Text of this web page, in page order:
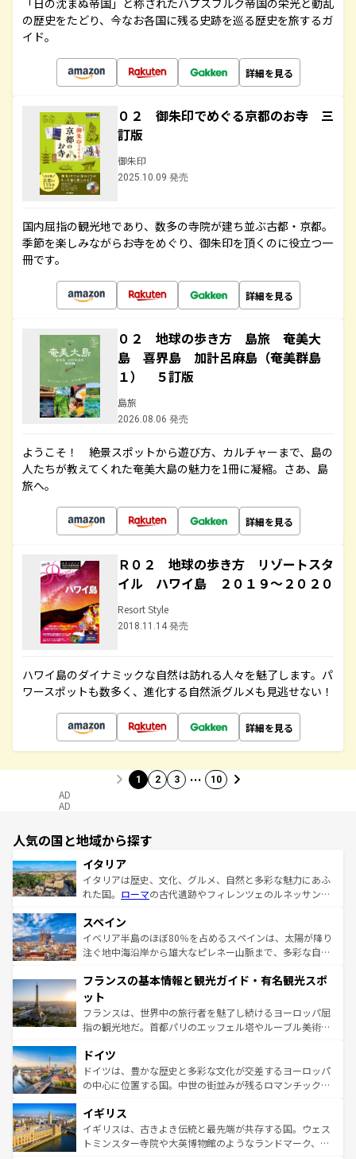
「日の沈まぬ帝国」と称されたハプスブルク帝国の栄光と動乱
の歴史をたどり、今なお各国に残る史跡を巡る歴史を旅するガ
イド。
詳細を見る
０２ 御朱印でめぐる京都のお寺 三
訂版
御朱印
2025.10.09 発売
国内屈指の観光地であり、数多の寺院が建ち並ぶ古都・京都。
季節を楽しみながらお寺をめぐり、御朱印を頂くのに役立つ一
冊です。
詳細を見る
０２ 地球の歩き方 島旅 奄美大
島 喜界島 加計呂麻島（奄美群島
１） ５訂版
島旅
2026.08.06 発売
ようこそ！ 絶景スポットから遊び方、カルチャーまで、島の
人たちが教えてくれた奄美大島の魅力を1冊に凝縮。さあ、島
旅へ。
詳細を見る
Ｒ０２ 地球の歩き方 リゾートスタ
イル ハワイ島 ２０１９～２０２０
Resort Style
2018.11.14 発売
ハワイ島のダイナミックな自然は訪れる人々を魅了します。パ
ワースポットも数多く、進化する自然派グルメも見逃せない！
詳細を見る
1 2 3 … 10
AD
AD
人気の国と地域から探す
イタリア
イタリアは歴史、文化、グルメ、自然と多彩な魅力にあふ
れた国。 ローマの古代遺跡やフィレンツェのルネッサンス
ろん、トスカーナの美しい田園風景やアマルフィ海岸の絶
景など、自然景観も見逃せない。観光の合間には、本場の
ピザやパスタなど、絶品のイタリア料理を堪能することも
ませてくれるイタリアで、忘れられない旅をしてみよう！
なお、新着のイタリア情報は
しい。
スペイン
イベリア半島のほぼ80％を占めるスペインは、太陽が降り
注ぐ地中海沿岸から雄大なピレネー山脈まで、多彩な自然
文化が根付くこの国では、情熱的なフラメンコ、熱気あふ
れる闘牛、そして美味しいタパスが生活の一部となってい
る。首都マドリードの洗練された雰囲気や、バルセロナの
アートに溢れた街角から、地方では古代ローマ遺跡や中世
せる。地方によって風土や気候が異なるスペインはその個
性で訪れる人を魅了する。 なお、新着のスペイン情報は コ
ンテンツ一覧を参照してほしい。
フランスの基本情報と観光ガイド・有名観光スポ
ット
フランスは、世界中の旅行者を魅了し続けるヨーロッパ屈
指の観光地だ。首都パリのエッフェル塔やルーブル美術館
で、幅広い魅力が詰まっている。華麗な宮殿、歴史的な大
聖堂、美しいビーチ、そして豊かな自然が、訪れる者を心
から魅了する。また、フランスは美食の国としても知ら
いる。シャンパンの発祥地であるランス、プロヴァンスの
香り高いラベンダー畑など、多彩な楽しみ方が可能だ。さ
らに、パリ以外の地域にも魅力が溢れており、どの街角に
ドイツ
ドイツは、豊かな歴史と多彩な文化が交差するヨーロッパ
の中心に位置する国。中世の街並みが残るロマンチック街
顔を持つこの国は、どこを歩いても飽きることがない。ベ
ルリンの文化的活気、バイエルン州のアルプスの絶景、そ
してライン川沿いのワイン畑といった風景は必見。ビール
イギリス
イギリスは、古きよき伝統と最先端が共存する国。ウェス
トミンスター寺院や大英博物館のようなランドマーク、歴